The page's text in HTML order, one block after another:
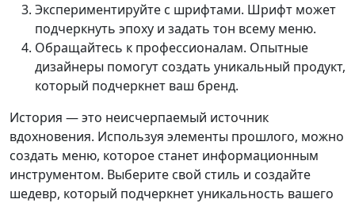
Экспериментируйте с шрифтами. Шрифт может
подчеркнуть эпоху и задать тон всему меню.
Обращайтесь к профессионалам. Опытные
дизайнеры помогут создать уникальный продукт,
который подчеркнет ваш бренд.
История — это неисчерпаемый источник
вдохновения. Используя элементы прошлого, можно
создать меню, которое станет информационным
инструментом. Выберите свой стиль и создайте
шедевр, который подчеркнет уникальность вашего